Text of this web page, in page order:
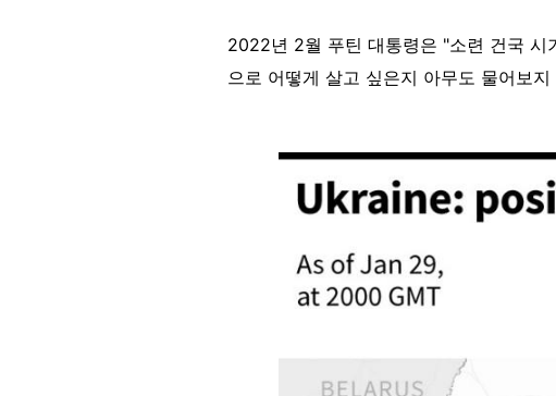
2022년 2월 푸틴 대통령은 "소련 건국 시
으로 어떻게 살고 싶은지 아무도 물어보
Image